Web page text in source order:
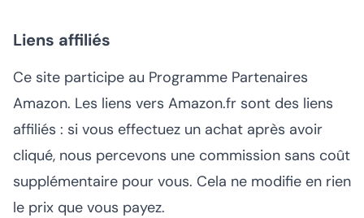
Liens affiliés
Ce site participe au Programme Partenaires
Amazon. Les liens vers Amazon.fr sont des liens
affiliés : si vous effectuez un achat après avoir
cliqué, nous percevons une commission sans coût
supplémentaire pour vous. Cela ne modifie en rien
le prix que vous payez.